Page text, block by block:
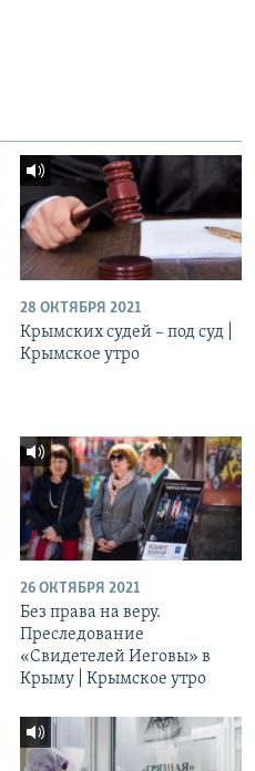
28 ОКТЯБРЯ 2021
Крымских судей – под суд |
Крымское утро
26 ОКТЯБРЯ 2021
Без права на веру.
Преследование
«Свидетелей Иеговы» в
Крыму | Крымское утро